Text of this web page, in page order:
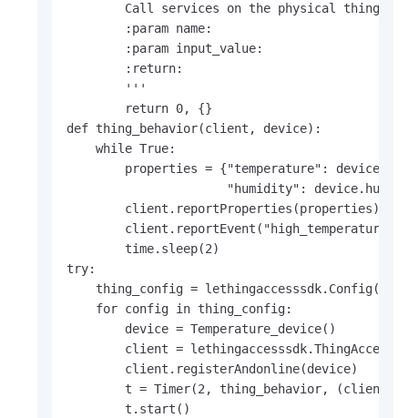
Call services on the physical thing
        :param name:
        :param input_value:
        :return:
        '''
        return 0, {}
def thing_behavior(client, device):
    while True:
properties = {"temperature":
"humidity":
        client.reportProperties(properties)
client.reportEvent("high_temperature",
        time.sleep(2)
try:
thing_config =
    for config in thing_config:
        device = Temperature_device()
client =
        client.registerAndonline(device)
t = Timer(2, thing_behavior, (client,
        t.start()